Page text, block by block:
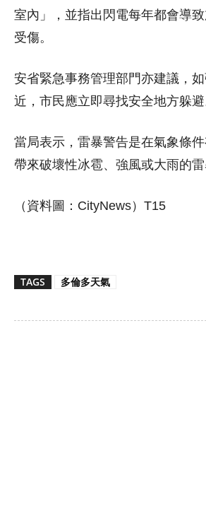
室內」，並指出閃電每年都會導
受傷。
安省緊急事務管理部門亦建議，
近，市民應立即尋找安全地方躲避
當局表示，雷暴警告是在氣象條
帶來破壞性冰雹、強風或大雨的雷
（資料圖：CityNews）T15
TAGS 多倫多天氣